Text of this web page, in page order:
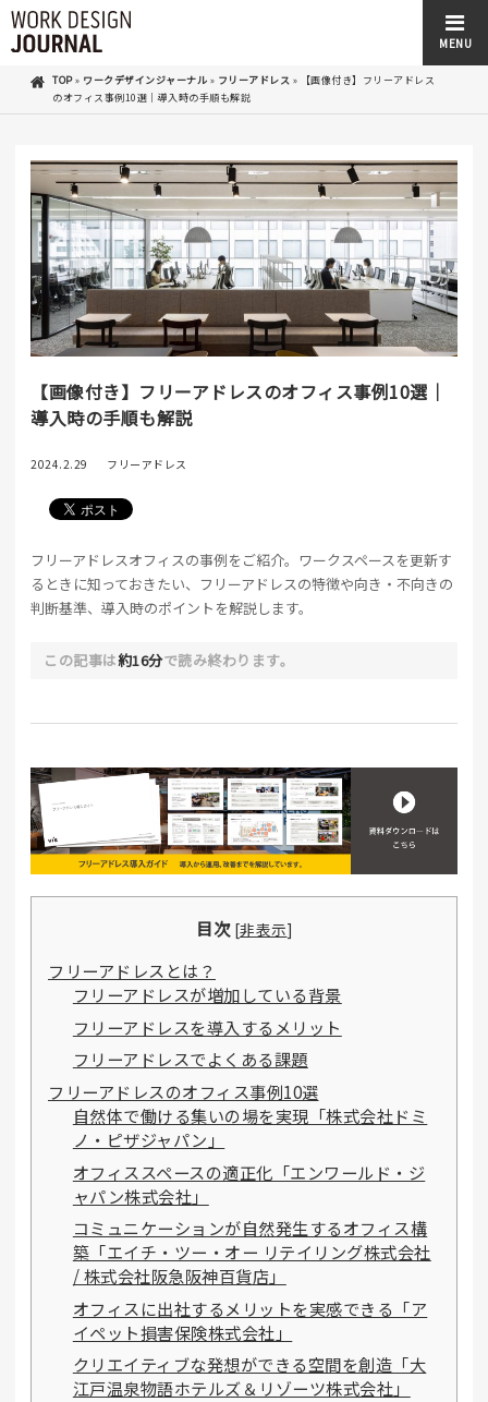
MENU
TOP» ワークデザインジャーナル » フリーアドレス »
【画像付き】フリーアドレス
のオフィス事例10選｜導入時の手順も解説
【画像付き】フリーアドレスのオフィス事例10選｜
導入時の手順も解説
2024.2.29 フリーアドレス
フリーアドレスオフィスの事例をご紹介。ワークスペースを更新す
るときに知っておきたい、フリーアドレスの特徴や向き・不向きの
判断基準、導入時のポイントを解説します。
この記事は約16分で読み終わります。
目次 [非表示]
フリーアドレスとは？
フリーアドレスが増加している背景
フリーアドレスを導入するメリット
フリーアドレスでよくある課題
フリーアドレスのオフィス事例10選
自然体で働ける集いの場を実現「株式会社ドミ
ノ・ピザジャパン」
オフィススペースの適正化「エンワールド・ジ
ャパン株式会社」
コミュニケーションが自然発生するオフィス構
築「エイチ・ツー・オー リテイリング株式会社
/ 株式会社阪急阪神百貨店」
オフィスに出社するメリットを実感できる「ア
イペット損害保険株式会社」
クリエイティブな発想ができる空間を創造「大
江戸温泉物語ホテルズ＆リゾーツ株式会社」